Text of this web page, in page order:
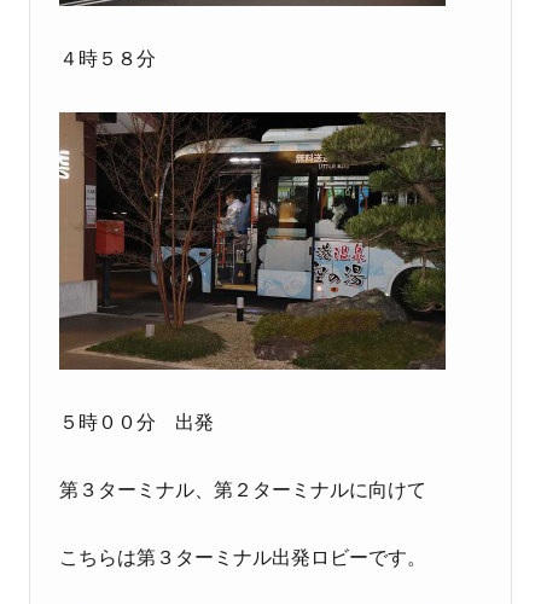
４時５８分
５時００分 出発
第３ターミナル、第２ターミナルに向けて
こちらは第３ターミナル出発ロビーです。